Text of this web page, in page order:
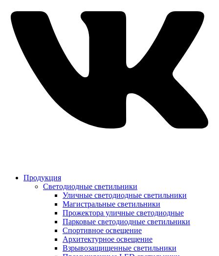
Продукция
Светодиодные светильники
Уличные светодиодные светильники
Магистральные светильники
Прожектора уличные светодиодные
Парковые светодиодные светильники
Спортивное освещение
Архитектурное освещение
Взрывозащищенные светильники